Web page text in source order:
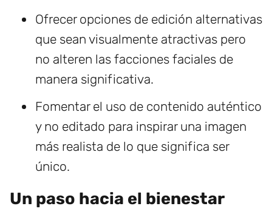
Ofrecer opciones de edición alternativas
que sean visualmente atractivas pero
no alteren las facciones faciales de
manera significativa.
Fomentar el uso de contenido auténtico
y no editado para inspirar una imagen
más realista de lo que significa ser
único.
Un paso hacia el bienestar